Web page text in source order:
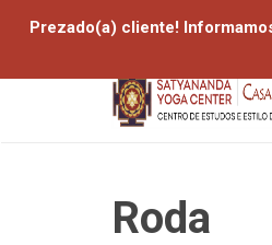
Roda
Prezado(a) cliente!